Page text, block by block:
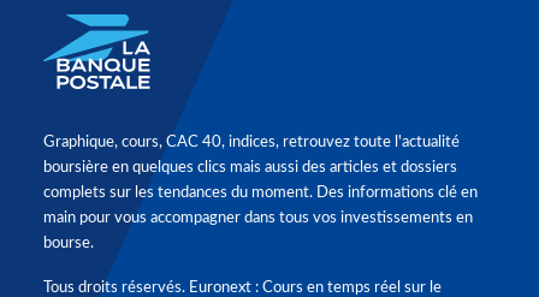
Graphique, cours, CAC 40, indices, retrouvez toute l'actualité
boursière en quelques clics mais aussi des articles et dossiers
complets sur les tendances du moment. Des informations clé en
main pour vous accompagner dans tous vos investissements en
bourse.
Tous droits réservés. Euronext : Cours en temps réel sur le